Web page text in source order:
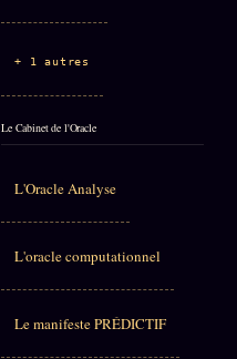
+ 1 autres
Le Cabinet de l'Oracle
L'Oracle Analyse
L'oracle computationnel
Le manifeste PRÉDICTIF